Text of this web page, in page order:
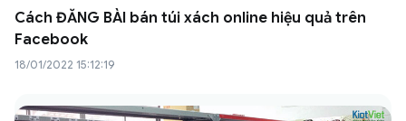
Cách ĐĂNG BÀI bán túi xách online hiệu quả trên
Facebook
18/01/2022 15:12:19